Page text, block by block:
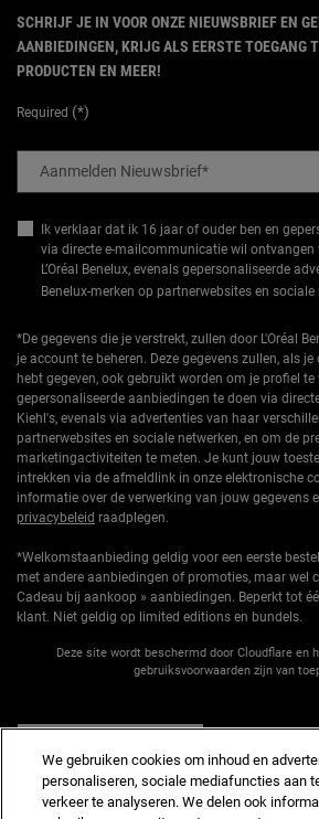
SCHRIJF JE IN VOOR ONZE NIEUWSBRIEF EN
AANBIEDINGEN, KRIJG ALS EERSTE TOEGANG
PRODUCTEN EN MEER!
Required (*)
Aanmelden Nieuwsbrief*
Ik verklaar dat ik 16 jaar of ouder ben en
via directe e-mailcommunicatie wil ontvangen
L’Oréal Benelux, evenals gepersonaliseerde
Benelux-merken op partnerwebsites en sociale
*De gegevens die je verstrekt, zullen door L'Oréal
je account te beheren. Deze gegevens zullen, als
hebt gegeven, ook gebruikt worden om je profiel te
gepersonaliseerde aanbiedingen te doen via
Kiehl's, evenals via advertenties van haar
partnerwebsites en sociale netwerken, en om de
marketingactiviteiten te meten. Je kunt jouw
intrekken via de afmeldlink in onze elektronische
informatie over de verwerking van jouw gegevens
privacybeleid raadplegen.
*Welkomstaanbieding geldig voor een eerste
met andere aanbiedingen of promoties, maar wel
Cadeau bij aankoop » aanbiedingen. Beperkt tot
klant. Niet geldig op limited editions en bundels.
Deze site wordt beschermd door Cloudflare en
gebruiksvoorwaarden zijn van
We gebruiken cookies om inhoud en
personaliseren, sociale mediafuncties aan
verkeer te analyseren. We delen ook